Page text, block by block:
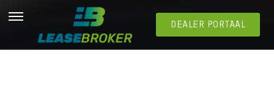
DEALER PORTAAL